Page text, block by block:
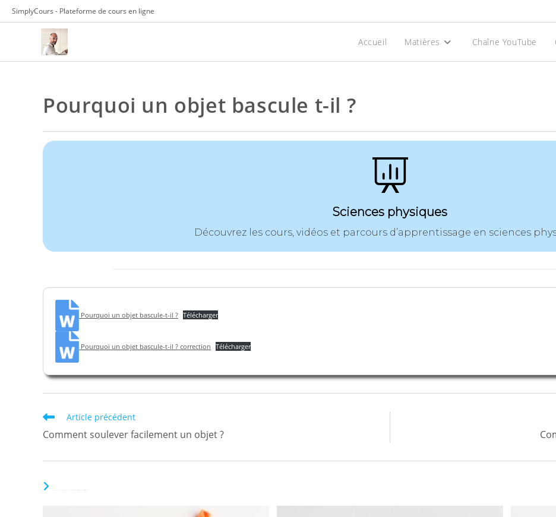
Skip
to
SimplyCours - Plateforme de cours en ligne
Accueil Matières Chaîne YouTube
Pourquoi un objet bascule t-il ?
Sciences physiques
Découvrez les cours, vidéos et parcours d’apprentissage en sciences
Pourquoi un objet bascule-t-il ? Télécharger
Pourquoi un objet bascule-t-il ? correction Télécharger
Read
articles
Article précédent
Comment soulever facilement un objet ?